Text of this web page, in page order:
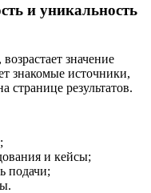
и уникальность
значение
знакомые источники,
странице результатов.
и кейсы;
подачи;